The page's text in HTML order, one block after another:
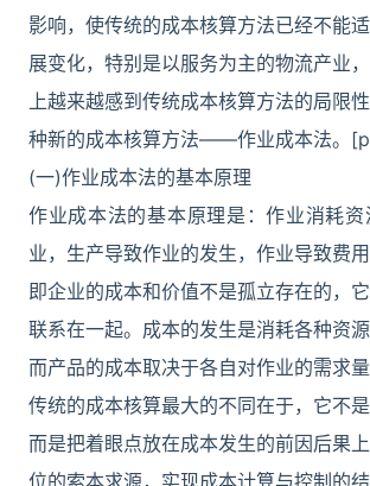
影响，使传统的成本核算方法已经不能
展变化，特别是以服务为主的物流产业
上越来越感到传统成本核算方法的局限
种新的成本核算方法——作业成本法。
(一)作业成本法的基本原理
作业成本法的基本原理是：作业消耗
业，生产导致作业的发生，作业导致费用
即企业的成本和价值不是孤立存在的，
联系在一起。成本的发生是消耗各种资源
而产品的成本取决于各自对作业的需求
传统的成本核算最大的不同在于，它不是
而是把着眼点放在成本发生的前因后果
位的索本求源，实现成本计算与控制的结